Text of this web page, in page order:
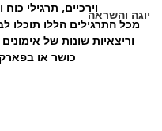
יוגה והשראהוירכיים, תרגילי כוח
מכל התרגילים הללו תוכלו
וריצאיות שונות של
כושר או